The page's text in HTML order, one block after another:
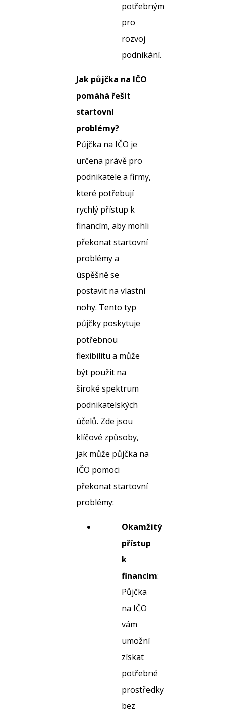
potřebným
pro
rozvoj
podnikání.
Jak půjčka na IČO
pomáhá řešit
startovní
problémy?
Půjčka na IČO je
určena právě pro
podnikatele a firmy,
které potřebují
rychlý přístup k
financím, aby mohli
překonat startovní
problémy a
úspěšně se
postavit na vlastní
nohy. Tento typ
půjčky poskytuje
potřebnou
flexibilitu a může
být použit na
široké spektrum
podnikatelských
účelů. Zde jsou
klíčové způsoby,
jak může půjčka na
IČO pomoci
překonat startovní
problémy:
Okamžitý
přístup
k
financím:
Půjčka
na IČO
vám
umožní
získat
potřebné
prostředky
bez